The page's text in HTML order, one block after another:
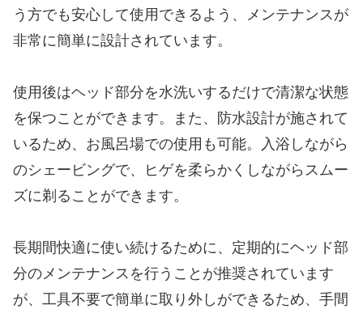
う方でも安心して使用できるよう、メンテナンスが
非常に簡単に設計されています。
使用後はヘッド部分を水洗いするだけで清潔な状態
を保つことができます。また、防水設計が施されて
いるため、お風呂場での使用も可能。入浴しながら
のシェービングで、ヒゲを柔らかくしながらスムー
ズに剃ることができます。
長期間快適に使い続けるために、定期的にヘッド部
分のメンテナンスを行うことが推奨されています
が、工具不要で簡単に取り外しができるため、手間